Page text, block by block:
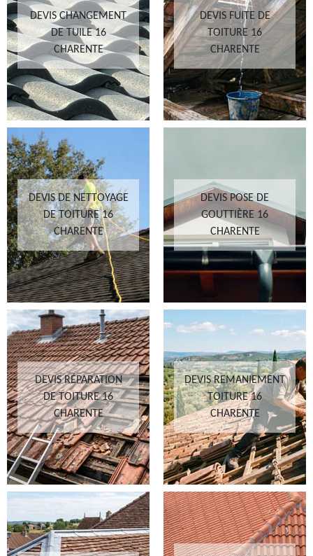
DEVIS CHANGEMENT
DE TUILE 16
CHARENTE
DEVIS FUITE DE
TOITURE 16
CHARENTE
DEVIS DE NETTOYAGE
DE TOITURE 16
CHARENTE
DEVIS POSE DE
GOUTTIÈRE 16
CHARENTE
DEVIS RÉPARATION
DE TOITURE 16
CHARENTE
DEVIS REMANIEMENT
TOITURE 16
CHARENTE